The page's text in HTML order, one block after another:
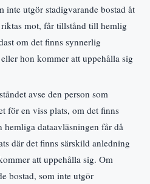
inte utgör stadigvarande bostad åt
mot, får tillstånd till hemlig
om det finns synnerlig
hon kommer att uppehålla sig
avse den person som
för en viss plats, om det finns
dataavläsningen får då
där det finns särskild anledning
att uppehålla sig. Om
bostad, som inte utgör